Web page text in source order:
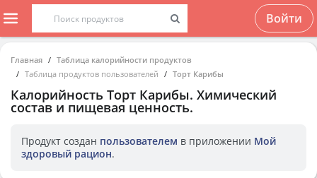
Войти
Главная
Таблица калорийности продуктов
Таблица продуктов пользователей
Торт Карибы
Калорийность Торт Карибы. Химический
состав и пищевая ценность.
Продукт создан пользователем в приложении Мой
здоровый рацион.